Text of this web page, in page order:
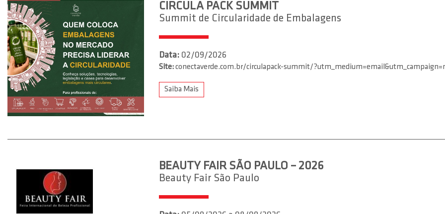
CIRCULA PACK SUMMIT
Summit de Circularidade de Embalagens
Data: 02/09/2026
Site:conectaverde.com.br/circulapack-summit/
Saiba Mais
BEAUTY FAIR SÃO PAULO – 2026
Beauty Fair São Paulo